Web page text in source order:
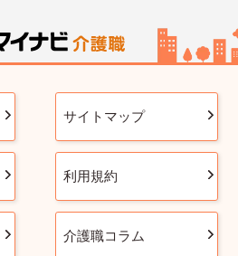
サイトマップ
利用規約
介護職コラム